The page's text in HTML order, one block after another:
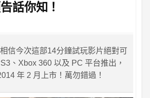
話你知！
信今次這部14分鐘試玩影片絕對可
、Xbox 360 以及 PC 平台推出，
年 2 月上市！萬勿錯過！